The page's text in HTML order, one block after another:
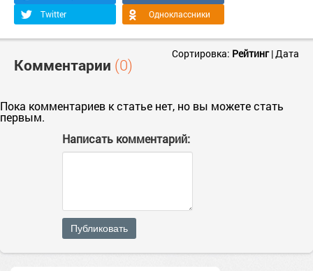
Twitter
Одноклассники
Комментарии (0)
Сортировка: Рейтинг|Дата
Пока комментариев к статье нет, но вы можете стать
первым.
Написать комментарий:
Публиковать